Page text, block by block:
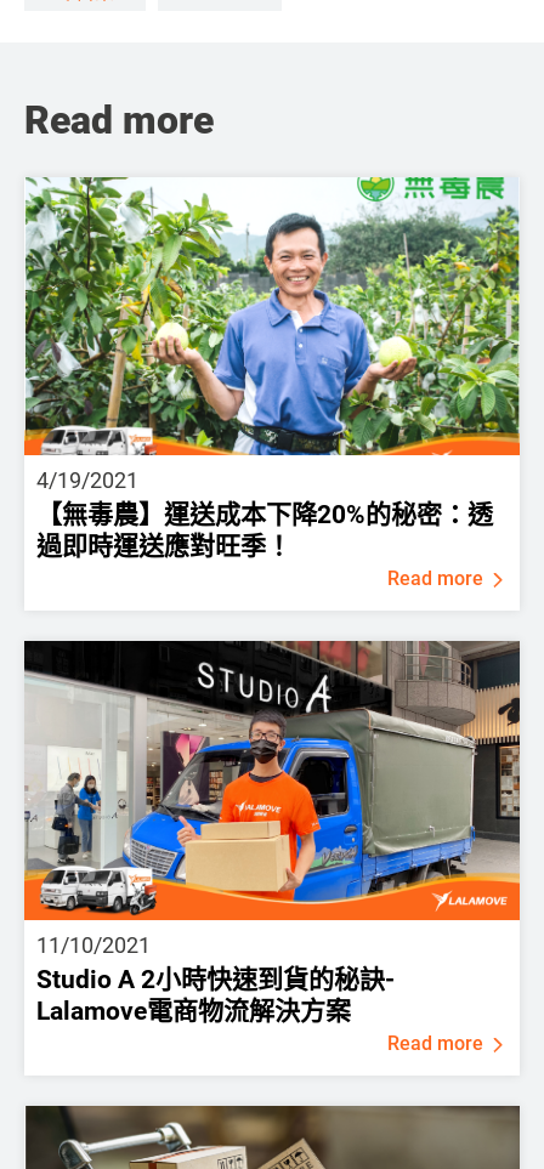
Read more
4/19/2021
【無毒農】運送成本下降20%的秘密：透
過即時運送應對旺季！
Read more
11/10/2021
Studio A 2小時快速到貨的秘訣-
Lalamove電商物流解決方案
Read more